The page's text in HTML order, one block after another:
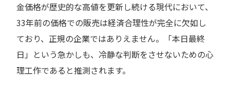
金価格が歴史的な高値を更新し続ける現代において、
33年前の価格での販売は経済合理性が完全に欠如し
ており、正規の企業ではありえません。「本日最終
日」という急かしも、冷静な判断をさせないための心
理工作であると推測されます。